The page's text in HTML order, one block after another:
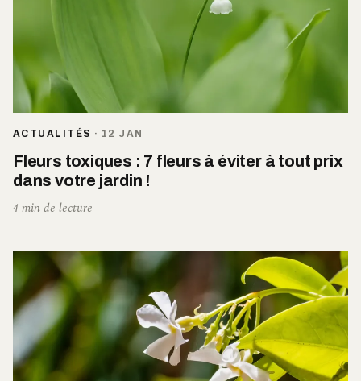
ACTUALITÉS · 12 JAN
Fleurs toxiques : 7 fleurs à éviter à tout prix
dans votre jardin !
4 min de lecture